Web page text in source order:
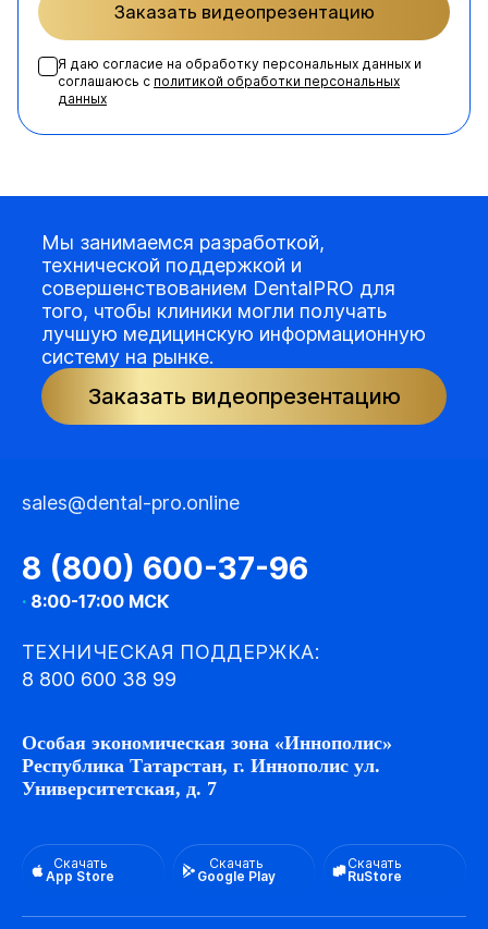
Заказать видеопрезентацию
Я даю согласие на обработку персональных данных и
соглашаюсь с политикой обработки персональных
данных
Мы занимаемся разработкой,
технической поддержкой и
совершенствованием DentalPRO для
того, чтобы клиники могли получать
лучшую медицинскую информационную
систему на рынке.
Заказать видеопрезентацию
sales@dental-pro.online
8 (800) 600-37-96
· 8:00-17:00 МСК
ТЕХНИЧЕСКАЯ ПОДДЕРЖКА:
8 800 600 38 99
Особая экономическая зона «Иннополис»
Республика Татарстан, г. Иннополис ул.
Университетская, д. 7
Скачать
App Store
Скачать
Google Play
Скачать
RuStore